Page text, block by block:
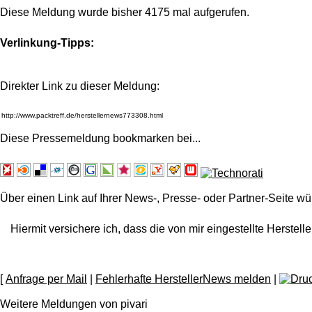
Diese Meldung wurde bisher 4175 mal aufgerufen.
Verlinkung-Tipps:
Direkter Link zu dieser Meldung:
Diese Pressemeldung bookmarken bei...
Über einen Link auf Ihrer News-, Presse- oder Partner-Seite
Hiermit versichere ich, dass die von mir eingestellte
[Anfrage per Mail Fehlerhafte HerstellerNews melden
Weitere Meldungen von pivari